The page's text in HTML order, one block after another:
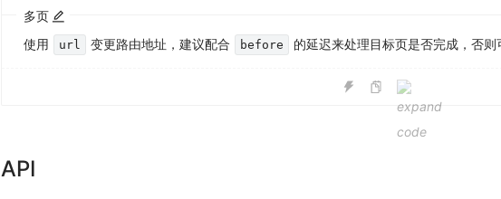
多页
使用
url 变更路由地址，建议配合 before 的延迟来处理目标页是否完成，否则
API